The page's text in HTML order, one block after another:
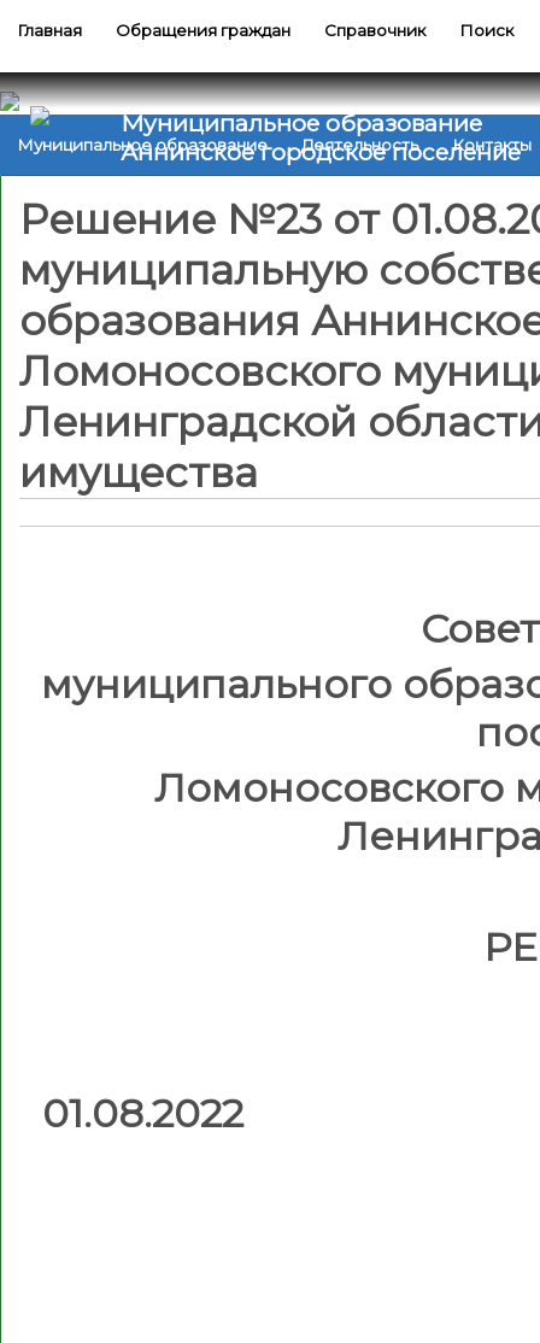
Главная Обращения граждан Справочник Поиск
Муниципальное образование
Аннинское городское поселение
Муниципальное образование Деятельность Контакты
Решение №23 от
муниципальную
образования
Ломоносовского
Ленинградской
имущества
муниципального
Ломоносовского